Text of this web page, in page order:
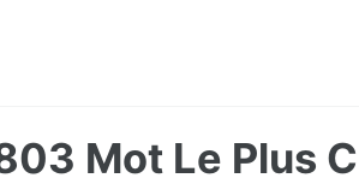
Mot Le Plus